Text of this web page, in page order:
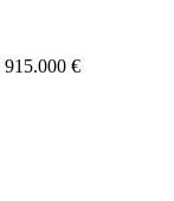
915.000 €